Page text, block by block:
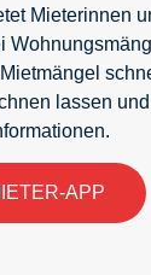
Mieterinnen
lassen
APP